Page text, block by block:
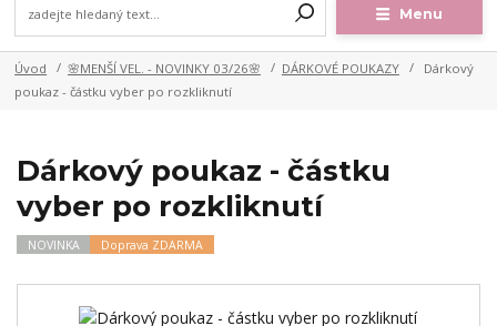
Menu
Úvod 🌸MENŠÍ VEL. - NOVINKY 03/26🌸 DÁRKOVÉ POUKAZY
Dárkový
poukaz - částku vyber po rozkliknutí
Dárkový poukaz - částku
vyber po rozkliknutí
NOVINKA Doprava ZDARMA